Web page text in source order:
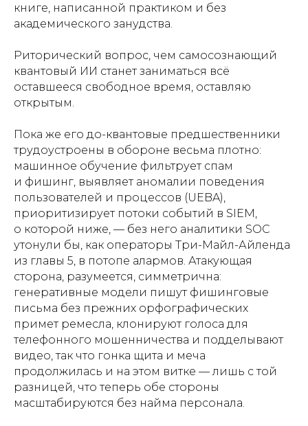
книге, написанной практиком и без
академического занудства.
Риторический вопрос, чем самосознающий
квантовый ИИ станет заниматься всё
оставшееся свободное время, оставляю
открытым.
Пока же его до-квантовые предшественники
трудоустроены в обороне весьма плотно:
машинное обучение фильтрует спам
и фишинг, выявляет аномалии поведения
пользователей и процессов (UEBA),
приоритизирует потоки событий в SIEM,
о которой ниже, — без него аналитики SOC
утонули бы, как операторы Три-Майл-Айленда
из главы 5, в потопе алармов. Атакующая
сторона, разумеется, симметрична:
генеративные модели пишут фишинговые
письма без прежних орфографических
примет ремесла, клонируют голоса для
телефонного мошенничества и подделывают
видео, так что гонка щита и меча
продолжилась и на этом витке — лишь с той
разницей, что теперь обе стороны
масштабируются без найма персонала.